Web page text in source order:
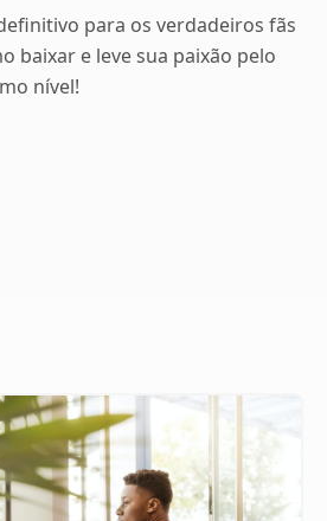
para os verdadeiros fãs
baixar e leve sua paixão pelo
nível!